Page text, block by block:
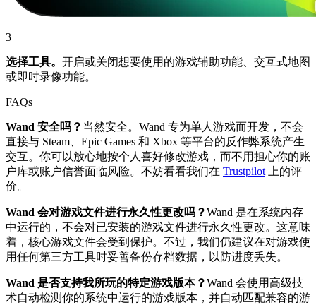
3
选择工具。 开启或关闭想要使用的游戏辅助功能、交互式地图
或即时录像功能。
FAQs
Wand 安全吗？ 当然安全。Wand 专为单人游戏而开发，不会
直接与 Steam、Epic Games 和 Xbox 等平台的反作弊系统产生
交互。你可以放心地按个人喜好修改游戏，而不用担心你的账
户库或账户信誉面临风险。不妨看看我们在 Trustpilot 上的评
价。
Wand 会对游戏文件进行永久性更改吗？Wand 是在系统内存
中运行的，不会对已安装的游戏文件进行永久性更改。这意味
着，核心游戏文件会受到保护。不过，我们仍建议在对游戏使
用任何第三方工具时妥善备份存档数据，以防进度丢失。
Wand 是否支持我所玩的特定游戏版本？Wand 会使用高级技
术自动检测你的系统中运行的游戏版本，并自动匹配兼容的游